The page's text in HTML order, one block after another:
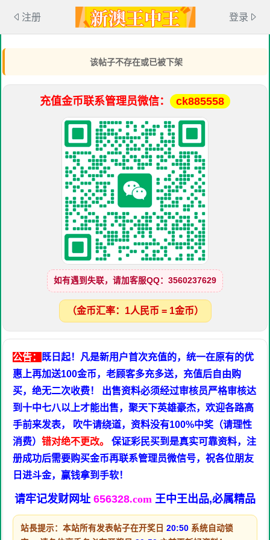
注册 登录
该帖子不存在或已被下架
充值金币联系管理员微信： ck885558
如有遇到失联，请加客服QQ：3560237629
（金币汇率：1人民币 = 1金币）
公告： 既日起！凡是新用户首次充值的，统一在原有的优
惠上再加送100金币，老顾客多充多送，充值后自由购
买，绝无二次收费！ 出售资料必须经过审核员严格审核达
到十中七八以上才能出售，聚天下英雄豪杰，欢迎各路高
手前来发表， 吹牛请绕道，资料没有100%中奖（请理性
消费） 错对绝不更改。
保证彩民买到是真实可靠资料，注
册成功后需要购买金币再联系管理员微信号，祝各位朋友
日进斗金，赢钱拿到手软！
请牢记发财网址 656328.com 王中王出品,必属精品
站長提示：本站所有发表帖子在开奖日 20:50 系统自动锁